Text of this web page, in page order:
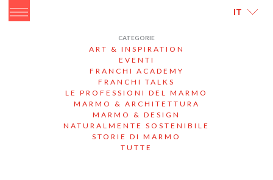
IT
CATEGORIE
ART & INSPIRATION
EVENTI
FRANCHI ACADEMY
FRANCHI TALKS
LE PROFESSIONI DEL MARMO
MARMO & ARCHITETTURA
MARMO & DESIGN
NATURALMENTE SOSTENIBILE
STORIE DI MARMO
TUTTE